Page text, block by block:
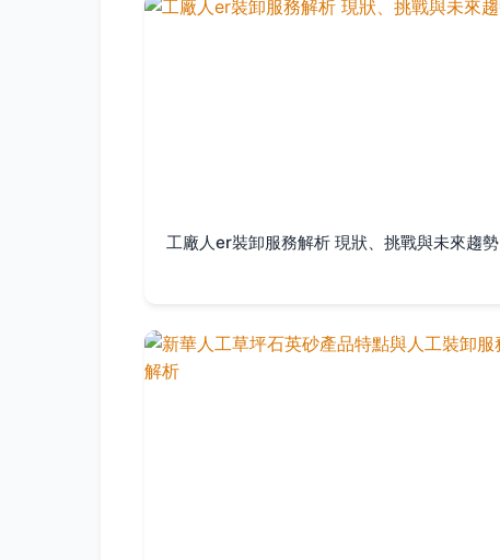
工廠人er裝卸服務解析 現狀、挑戰與未來趨勢